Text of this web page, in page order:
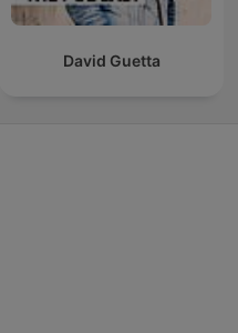
David Guetta